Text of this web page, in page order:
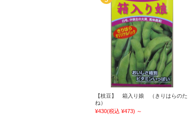
【枝豆】 箱入り娘 （きりはらのた
ね）
¥430(税込 ¥473) ～